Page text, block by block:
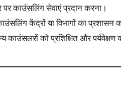
पर काउंसलिंग सेवाएं प्रदान करना।
केंद्रों या विभागों का प्रशासन
काउंसलरों को प्रशिक्षित और